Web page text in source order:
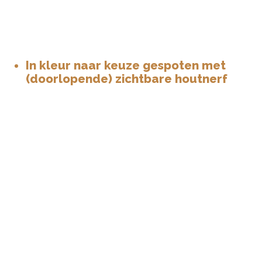
In kleur naar keuze gespoten met
(doorlopende) zichtbare houtnerf